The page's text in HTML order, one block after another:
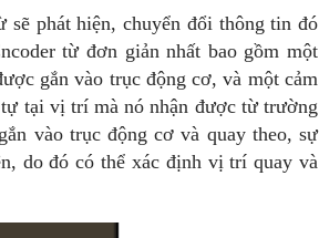
phát hiện, chuyển đổi thông tin đó
từ đơn giản nhất bao gồm một
gắn vào trục động cơ, và một cảm
tại vị trí mà nó nhận được từ trường
vào trục động cơ và quay theo, sự
do đó có thể xác định vị trí quay và